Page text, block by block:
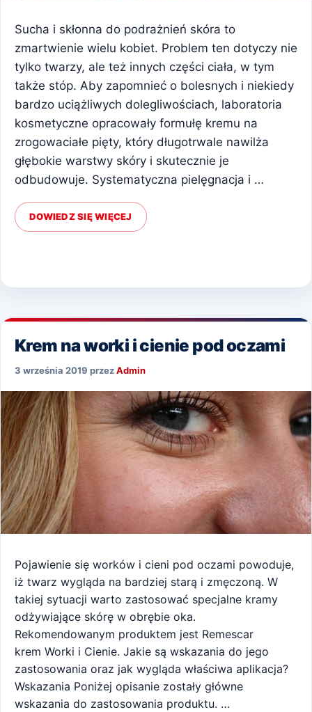
Sucha i skłonna do podrażnień skóra to
zmartwienie wielu kobiet. Problem ten dotyczy nie
tylko twarzy, ale też innych części ciała, w tym
także stóp. Aby zapomnieć o bolesnych i niekiedy
bardzo uciążliwych dolegliwościach, laboratoria
kosmetyczne opracowały formułę kremu na
zrogowaciałe pięty, który długotrwale nawilża
głębokie warstwy skóry i skutecznie je
odbudowuje. Systematyczna pielęgnacja i …
DOWIEDZ SIĘ WIĘCEJ
Krem na worki i cienie pod oczami
3 września 2019 przezAdmin
Pojawienie się worków i cieni pod oczami powoduje,
iż twarz wygląda na bardziej starą i zmęczoną. W
takiej sytuacji warto zastosować specjalne kramy
odżywiające skórę w obrębie oka.
Rekomendowanym produktem jest Remescar
krem Worki i Cienie. Jakie są wskazania do jego
zastosowania oraz jak wygląda właściwa aplikacja?
Wskazania Poniżej opisanie zostały główne
wskazania do zastosowania produktu. …